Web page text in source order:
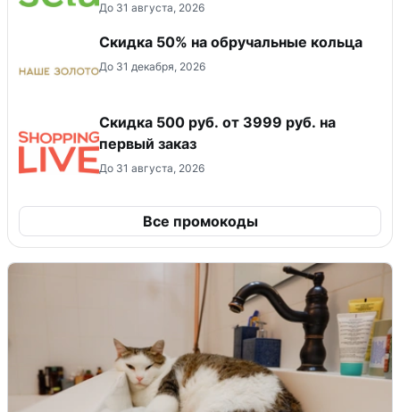
До 31 августа, 2026
Скидка 50% на обручальные кольца
До 31 декабря, 2026
Скидка 500 руб. от 3999 руб. на
первый заказ
До 31 августа, 2026
Все промокоды